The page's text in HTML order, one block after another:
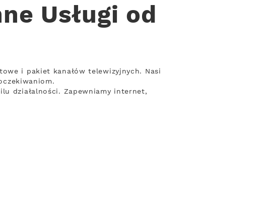
Usługi od
i pakiet kanałów telewizyjnych. Nasi
działalności. Zapewniamy internet,